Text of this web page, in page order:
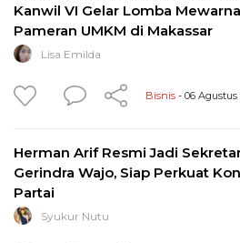
Kanwil VI Gelar Lomba
Pameran UMKM di Makassar
Lisa Emilda
Bisnis - 06 Agustus
Herman Arif Resmi Jadi
Gerindra Wajo, Siap Perkuat
Partai
Syukur Nutu